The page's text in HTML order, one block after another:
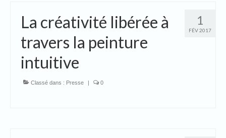
1
FÉV 2017
La créativité libérée à
travers la peinture
intuitive
Classé dans : Presse | 0